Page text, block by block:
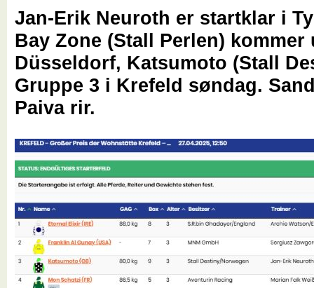
Jan-Erik Neuroth er startklar i
Bay Zone (Stall Perlen)
Düsseldorf, Katsumoto (Stall
Gruppe 3 i Krefeld søndag.
Paiva rir.